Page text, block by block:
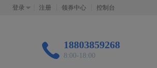
登录 注册 领券中心 控制台
18803859268
8:00-18:00